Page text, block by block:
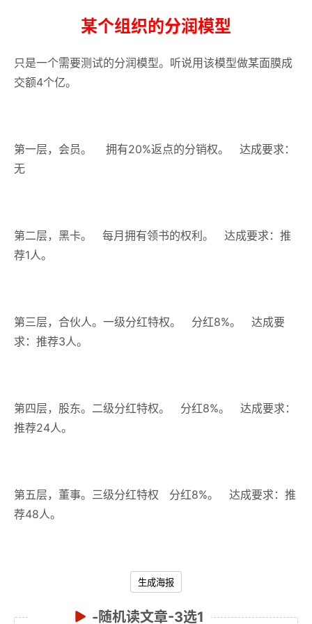
某个组织的分润模型
只是一个需要测试的分润模型。听说用该模型做某面膜成
交额4个亿。
第一层，会员。 拥有20%返点的分销权。 达成要求：
无
第二层，黑卡。 每月拥有领书的权利。 达成要求：推
荐1人。
第三层，合伙人。一级分红特权。 分红8%。 达成要
求：推荐3人。
第四层，股东。二级分红特权。 分红8%。 达成要求：
推荐24人。
第五层，董事。三级分红特权 分红8%。 达成要求：推
荐48人。
生成海报
-随机读文章-3选1